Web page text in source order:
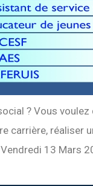
? Vous
carrière,
13 Mars